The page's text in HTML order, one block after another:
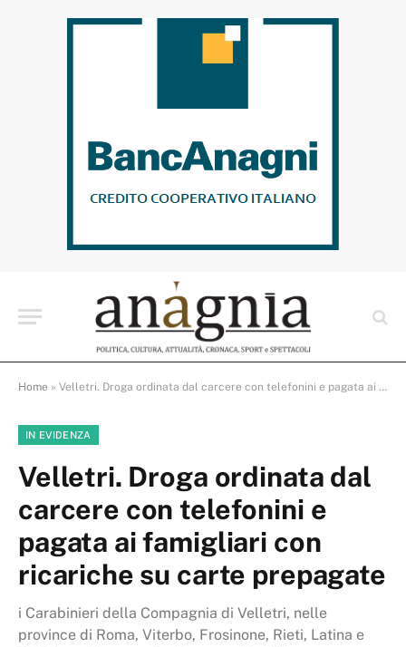
Home » Velletri. Droga ordinata dal carcere con telefonini e pagata ai famigliari con ricariche su carte prepagate
IN EVIDENZA
Velletri. Droga ordinata dal
carcere con telefonini e
pagata ai famigliari con
ricariche su carte prepagate
i Carabinieri della Compagnia di Velletri, nelle
province di Roma, Viterbo, Frosinone, Rieti, Latina e